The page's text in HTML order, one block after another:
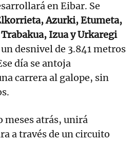
en Eibar. Se
Azurki, Etumeta,
Izua y Urkaregi
desnivel de 3.841 metros
día se antoja
carrera al galope, sin
meses atrás, unirá
a través de un circuito